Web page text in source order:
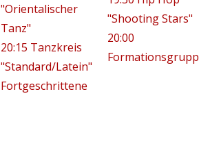
"Orientalischer
Tanz"
20:15 Tanzkreis
"Standard/Latein"
Fortgeschrittene
"Shooting Stars"
20:00